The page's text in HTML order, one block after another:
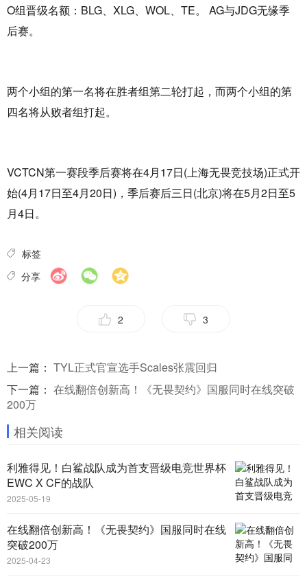
O组晋级名额：BLG、XLG、WOL、TE。 AG与JDG无缘季
后赛。
两个小组的第一名将在胜者组第二轮打起，而两个小组的第
四名将从败者组打起。
VCTCN第一赛段季后赛将在4月17日(上海无畏竞技场)正式开
始(4月17日至4月20日)，季后赛后三日(北京)将在5月2日至5
月4日。
标签
分享
2 3
上一篇： TYL正式官宣选手Scales张震回归
下一篇： 在线翻倍创新高！《无畏契约》国服同时在线突破
200万
相关阅读
利雅得见！白鲨战队成为首支晋级电竞世界杯
EWC X CF的战队
2025-05-19
在线翻倍创新高！《无畏契约》国服同时在线
突破200万
2025-04-23